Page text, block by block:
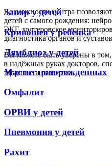
Возможности центра
детей с самого рождения:
ЭКГ, холтеровское
диагностика органов и
Вы можете быть уверены в
в надёжных руках докторов,
здоровье и развитии.
Запор у детей
Кривошея у ребенка
Лямблиоз у детей
Мастит новорожденных
Омфалит
ОРВИ у детей
Пневмония у детей
Рахит